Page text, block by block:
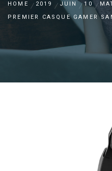
HOME 2019 JUIN 10
PREMIER CASQUE GAMER